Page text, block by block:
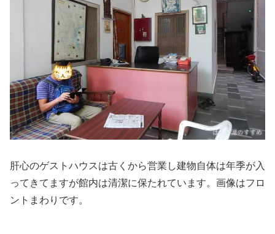
肝心のゲストハウスは古くから営業し建物自体は年季が入
ってきてますが館内は清潔に保たれています。画像はフロ
ントまわりです。